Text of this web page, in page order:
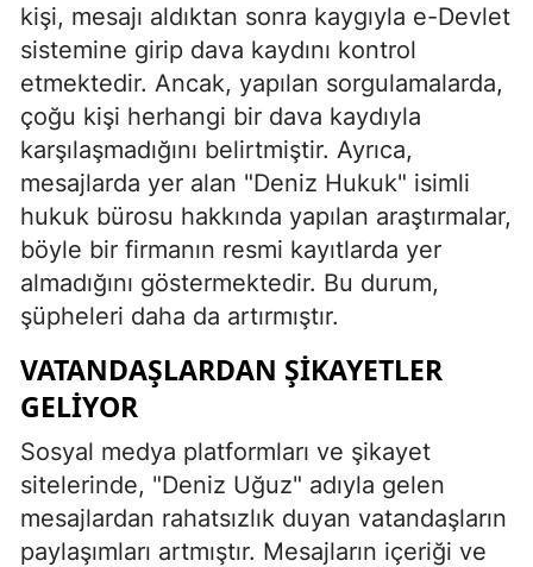
kişi, mesajı aldıktan sonra kaygıyla e-Devlet
sistemine girip dava kaydını kontrol
etmektedir. Ancak, yapılan sorgulamalarda,
çoğu kişi herhangi bir dava kaydıyla
karşılaşmadığını belirtmiştir. Ayrıca,
mesajlarda yer alan "Deniz Hukuk" isimli
hukuk bürosu hakkında yapılan araştırmalar,
böyle bir firmanın resmi kayıtlarda yer
almadığını göstermektedir. Bu durum,
şüpheleri daha da artırmıştır.
VATANDAŞLARDAN ŞIKAYETLER
GELIYOR
Sosyal medya platformları ve şikayet
sitelerinde, "Deniz Uğuz" adıyla gelen
mesajlardan rahatsızlık duyan vatandaşların
paylaşımları artmıştır. Mesajların içeriği ve